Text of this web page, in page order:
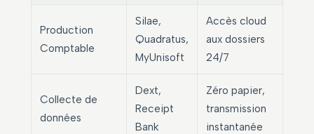
Production
Comptable
Silae,
Quadratus,
MyUnisoft
Accès cloud
aux dossiers
24/7
Collecte de
données
Dext,
Receipt
Bank
Zéro papier,
transmission
instantanée